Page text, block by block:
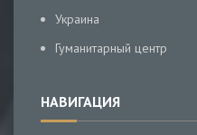
Украина
Гуманитарный центр
НАВИГАЦИЯ